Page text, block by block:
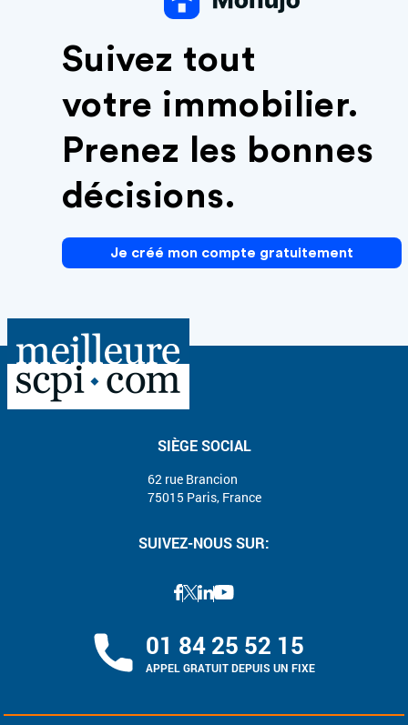
Suivez tout
votre immobilier.
Prenez les bonnes
décisions.
Je créé mon compte gratuitement
SIÈGE SOCIAL
62 rue Brancion
75015 Paris, France
SUIVEZ-NOUS SUR:
01 84 25 52 15
APPEL GRATUIT DEPUIS UN FIXE